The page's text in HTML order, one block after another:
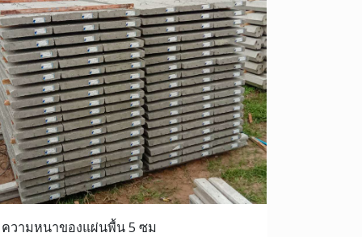
ความหนาของแผ่นพื้น 5 ซม